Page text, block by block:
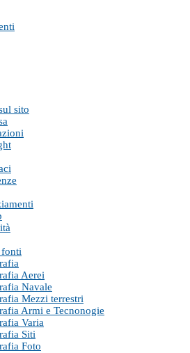
sito
fonti
Aerei
Navale
Mezzi terrestri
Armi e Tecnonogie
Varia
Siti
Foto